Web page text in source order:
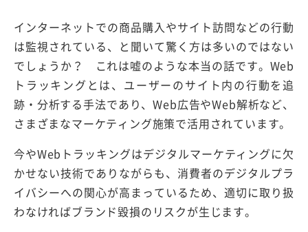
インターネットでの商品購入やサイト訪問などの行動
は監視されている、と聞いて驚く方は多いのではない
でしょうか？ これは嘘のような本当の話です。Web
トラッキングとは、ユーザーのサイト内の行動を追
跡・分析する手法であり、Web広告やWeb解析など、
さまざまなマーケティング施策で活用されています。
今やWebトラッキングはデジタルマーケティングに欠
かせない技術でありながらも、消費者のデジタルプラ
イバシーへの関心が高まっているため、適切に取り扱
わなければブランド毀損のリスクが生じます。